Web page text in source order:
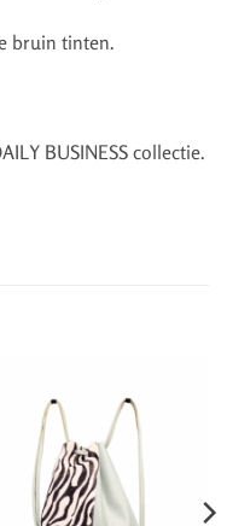
bruin tinten.
BUSINESS collectie.